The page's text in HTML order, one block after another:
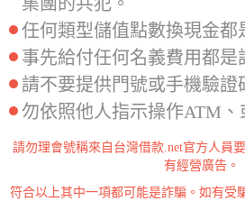
任何類型儲值點數換現金都
事先給付任何名義費用都是
請不要提供門號或手機驗證
勿依照他人指示操作ATM、
請勿理會號稱來自台灣借款.net官方人員
有經營廣告。
符合以上其中一項都可能是詐騙。如有受